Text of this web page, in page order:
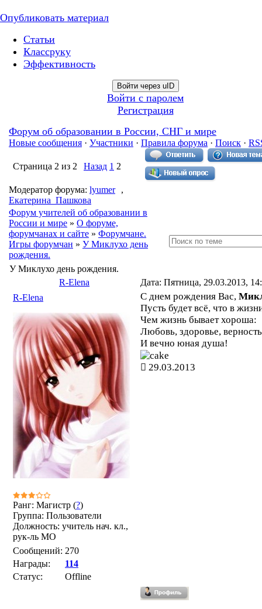
Опубликовать материал
Статьи
Классруку
Эффективность
Войти через uID
Войти с паролем
Регистрация
Форум об образовании в России, СНГ и мире
Новые сообщения · Участники · Правила форума · Поиск ·
Страница 2 из 2 Назад 1 2
Модератор форума: lyumer
,
Екатерина_Пашкова
Форум учителей об образовании в
России и мире » О форуме,
форумчанах и сайте » Форумчане.
Игры форумчан » У Миклухо день
рождения.
У Миклухо день рождения.
R-Elena
Дата: Пятница, 29.03.2013,
R-Elena
Ранг: Магистр (?)
Группа: Пользователи
Должность: учитель нач. кл.,
рук-ль МО
Сообщений: 270
Награды:
114
Статус:
Offline
С днем рождения Вас,
Пусть будет всё, что в
Чем жизнь бывает хороша:
Любовь, здоровье,
И вечно юная душа!
29.03.2013